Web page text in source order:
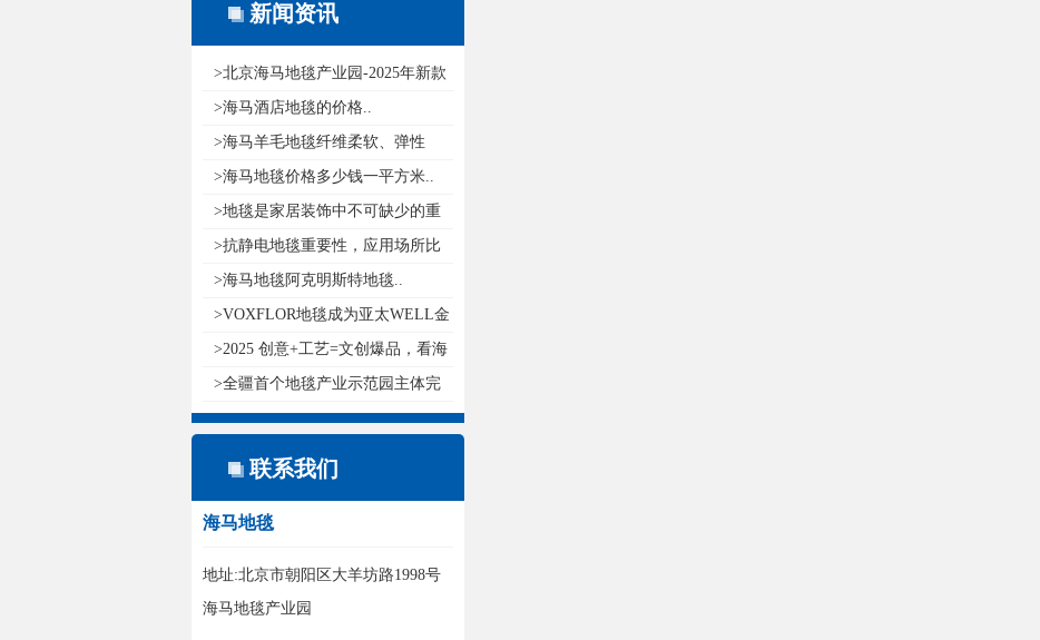
新闻资讯
>北京海马地毯产业园-2025年新款
pu..
>海马酒店地毯的价格..
>海马羊毛地毯纤维柔软、弹性
好，具..
>海马地毯价格多少钱一平方米..
>地毯是家居装饰中不可缺少的重
要元..
>抗静电地毯重要性，应用场所比
较广..
>海马地毯阿克明斯特地毯..
>VOXFLOR地毯成为亚太WELL金
级认证..
>2025 创意+工艺=文创爆品，看海
马..
>全疆首个地毯产业示范园主体完
工..
联系我们
海马地毯
地址:北京市朝阳区大羊坊路1998号
海马地毯产业园